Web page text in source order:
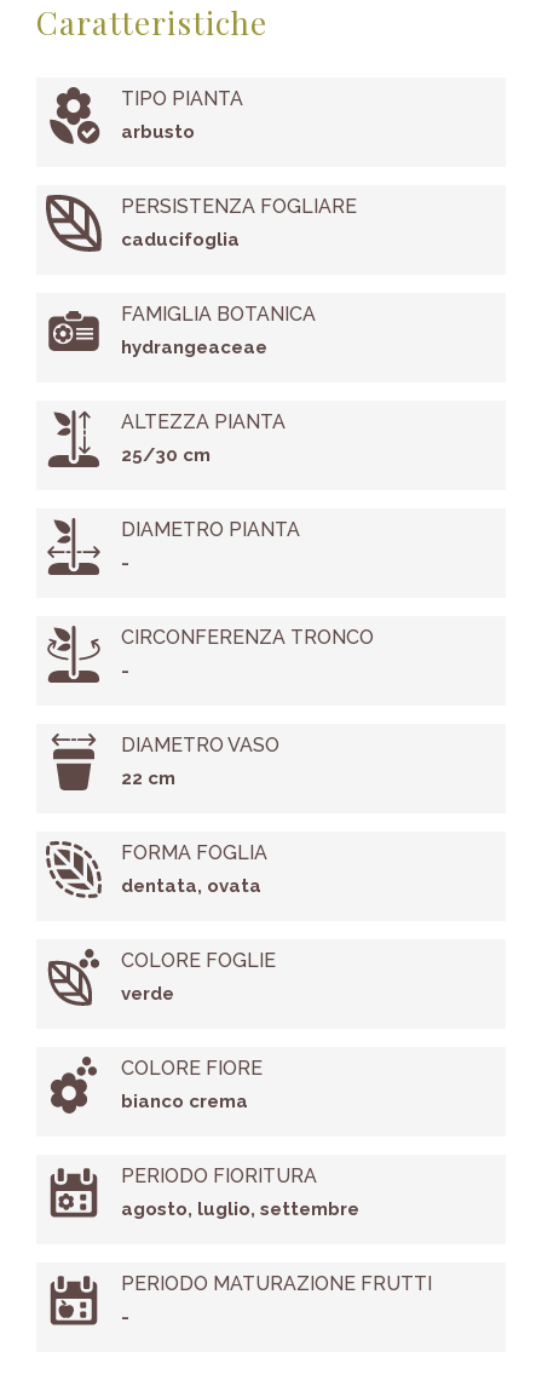
Caratteristiche
TIPO PIANTA
arbusto
PERSISTENZA FOGLIARE
caducifoglia
FAMIGLIA BOTANICA
hydrangeaceae
ALTEZZA PIANTA
25/30 cm
DIAMETRO PIANTA
-
CIRCONFERENZA TRONCO
-
DIAMETRO VASO
22 cm
FORMA FOGLIA
dentata, ovata
COLORE FOGLIE
verde
COLORE FIORE
bianco crema
PERIODO FIORITURA
agosto, luglio, settembre
PERIODO MATURAZIONE FRUTTI
-